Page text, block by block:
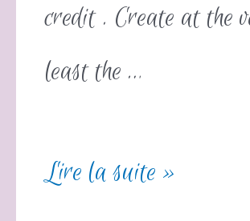
credit . Create at the
least the …
Lire la suite »